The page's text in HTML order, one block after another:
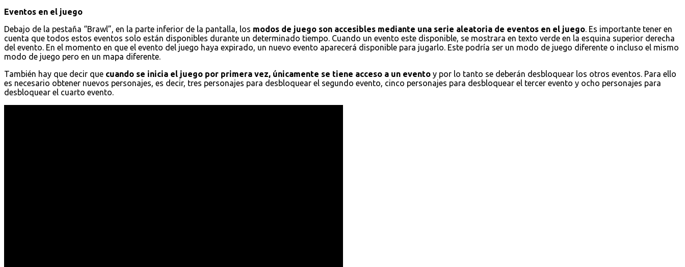
Eventos en el juego
Debajo de la pestaña “Brawl”, en la parte inferior de la pantalla, los modos de juego son accesibles mediante una serie aleatoria de eventos en el juego. Es importante tener en
cuenta que todos estos eventos solo están disponibles durante un determinado tiempo. Cuando un evento este disponible, se mostrara en texto verde en la esquina superior derecha
del evento. En el momento en que el evento del juego haya expirado, un nuevo evento aparecerá disponible para jugarlo. Este podría ser un modo de juego diferente o incluso el mismo
modo de juego pero en un mapa diferente.
También hay que decir que cuando se inicia el juego por primera vez, únicamente se tiene acceso a un evento y por lo tanto se deberán desbloquear los otros eventos. Para ello
es necesario obtener nuevos personajes, es decir, tres personajes para desbloquear el segundo evento, cinco personajes para desbloquear el tercer evento y ocho personajes para
desbloquear el cuarto evento.